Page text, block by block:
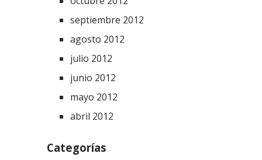
septiembre 2012
agosto 2012
julio 2012
junio 2012
mayo 2012
abril 2012
Categorías